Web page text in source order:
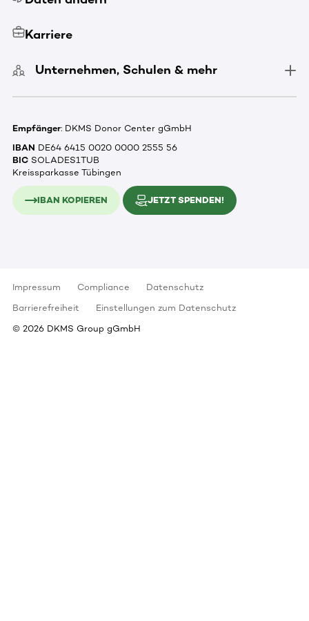
Karriere
Unternehmen, Schulen & mehr
Empfänger: DKMS Donor Center gGmbH
IBAN DE64 6415 0020 0000 2555 56
BIC SOLADES1TUB
Kreissparkasse Tübingen
IBAN KOPIEREN JETZT SPENDEN!
Impressum Compliance
Datenschutz
Barrierefreiheit
Einstellungen zum Datenschutz
© 2026 DKMS Group gGmbH